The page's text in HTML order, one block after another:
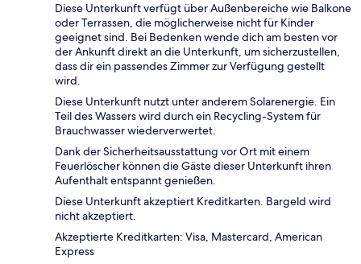
Diese Unterkunft verfügt über Außenbereiche wie Balkone
oder Terrassen, die möglicherweise nicht für Kinder
geeignet sind. Bei Bedenken wende dich am besten vor
der Ankunft direkt an die Unterkunft, um sicherzustellen,
dass dir ein passendes Zimmer zur Verfügung gestellt
wird.
Diese Unterkunft nutzt unter anderem Solarenergie. Ein
Teil des Wassers wird durch ein Recycling-System für
Brauchwasser wiederverwertet.
Dank der Sicherheitsausstattung vor Ort mit einem
Feuerlöscher können die Gäste dieser Unterkunft ihren
Aufenthalt entspannt genießen.
Diese Unterkunft akzeptiert Kreditkarten. Bargeld wird
nicht akzeptiert.
Akzeptierte Kreditkarten: Visa, Mastercard, American
Express